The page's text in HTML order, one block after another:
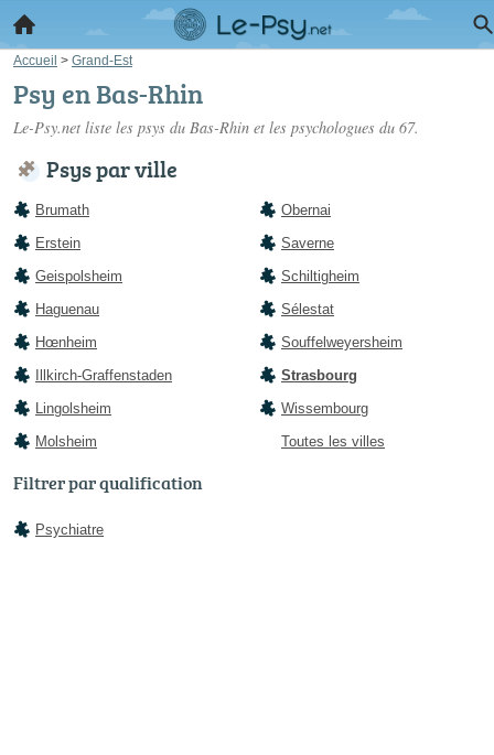
Accueil > Grand-Est
Psy en Bas-Rhin
Le-Psy.net liste les psys du Bas-Rhin et les psychologues du 67.
Psys par ville
Brumath
Erstein
Geispolsheim
Haguenau
Hœnheim
Illkirch-Graffenstaden
Lingolsheim
Molsheim
Obernai
Saverne
Schiltigheim
Sélestat
Souffelweyersheim
Strasbourg
Wissembourg
Toutes les villes
Filtrer par qualification
Psychiatre